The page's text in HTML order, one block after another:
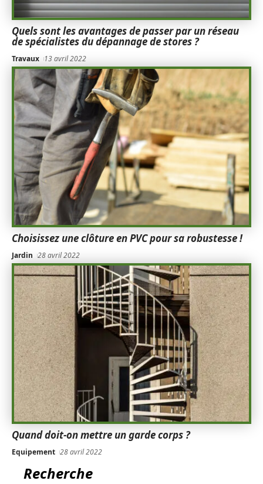
Quels sont les avantages de passer par un réseau
de spécialistes du dépannage de stores ?
Travaux 13 avril 2022
Choisissez une clôture en PVC pour sa robustesse !
Jardin 28 avril 2022
Quand doit-on mettre un garde corps ?
Equipement 28 avril 2022
Recherche